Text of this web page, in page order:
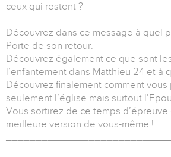
ceux qui restent ?
Découvrez dans ce message à quel
Porte de son retour.
Découvrez également ce que sont
l’enfantement dans Matthieu 24 et à
Découvrez finalement comment
seulement l’église mais surtout
Vous sortirez de ce temps d’épreuve
meilleure version de vous-même !